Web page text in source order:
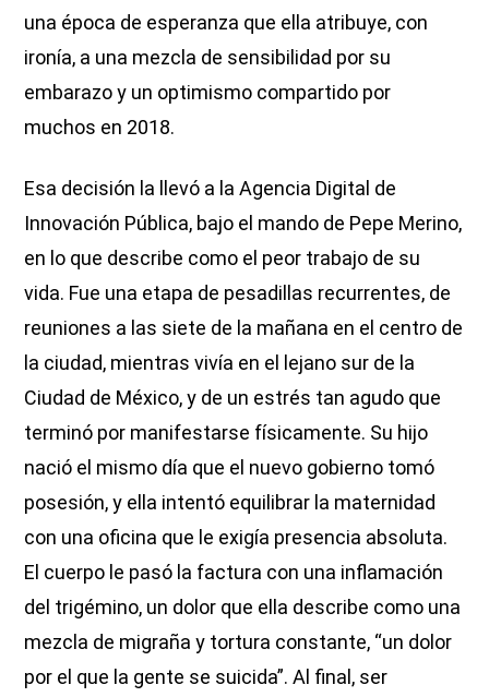
una época de esperanza que ella atribuye, con
ironía, a una mezcla de sensibilidad por su
embarazo y un optimismo compartido por
muchos en 2018.
Esa decisión la llevó a la Agencia Digital de
Innovación Pública, bajo el mando de Pepe Merino,
en lo que describe como el peor trabajo de su
vida. Fue una etapa de pesadillas recurrentes, de
reuniones a las siete de la mañana en el centro de
la ciudad, mientras vivía en el lejano sur de la
Ciudad de México, y de un estrés tan agudo que
terminó por manifestarse físicamente. Su hijo
nació el mismo día que el nuevo gobierno tomó
posesión, y ella intentó equilibrar la maternidad
con una oficina que le exigía presencia absoluta.
El cuerpo le pasó la factura con una inflamación
del trigémino, un dolor que ella describe como una
mezcla de migraña y tortura constante, “un dolor
por el que la gente se suicida”. Al final, ser